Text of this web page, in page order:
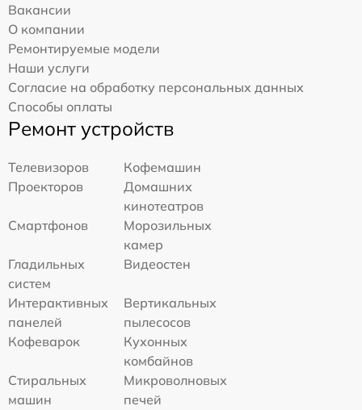
Вакансии
О компании
Ремонтируемые модели
Наши услуги
Согласие на обработку персональных данных
Способы оплаты
Ремонт устройств
Телевизоров
Кофемашин
Проекторов
Домашних
кинотеатров
Смартфонов
Морозильных
камер
Гладильных
систем
Видеостен
Интерактивных
панелей
Вертикальных
пылесосов
Кофеварок
Кухонных
комбайнов
Стиральных
машин
Микроволновых
печей